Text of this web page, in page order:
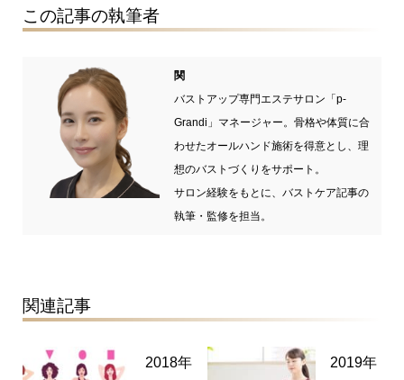
この記事の執筆者
関
バストアップ専門エステサロン「p-
Grandi」マネージャー。骨格や体質に合
わせたオールハンド施術を得意とし、理
想のバストづくりをサポート。
サロン経験をもとに、バストケア記事の
執筆・監修を担当。
関連記事
2018年 2019年